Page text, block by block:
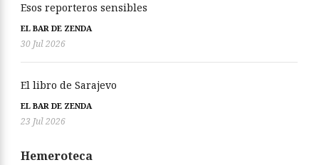
Esos reporteros sensibles
EL BAR DE ZENDA
30 Jul 2026
El libro de Sarajevo
EL BAR DE ZENDA
23 Jul 2026
Hemeroteca